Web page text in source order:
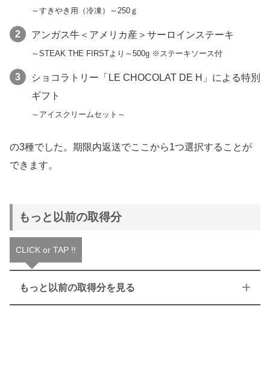
～すきやき用（冷凍）～250ｇ
アンガス牛＜アメリカ産＞サーロインステーキ
～STEAK THE FIRSTより～500g ※ステーキソース付
ショコラトリー「LE CHOCOLAT DE H」による特別
ギフト
～アイスクリームセット～
の3種でした。期限内返送でここから1つ選択することが
できます。
もっと以前の取得分
CLICK or TAP !!
もっと以前の取得分を見る